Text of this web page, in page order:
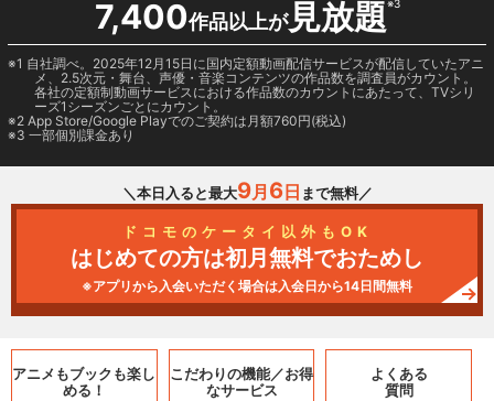
7,400作品以上が見放題※3
1 自社調べ。2025年12月15日に国内定額動画配信サービスが配信していたアニ
メ、2.5次元・舞台、声優・音楽コンテンツの作品数を調査員がカウント。
各社の定額制動画サービスにおける作品数のカウントにあたって、TVシリ
ーズ1シーズンごとにカウント。
2 App Store/Google Playでのご契約は月額760円(税込)
3 一部個別課金あり
＼本日入ると最大9月 6日 まで無料／
ドコモのケータイ以外もOK
はじめての方は初月無料でおためし
※アプリから入会いただく場合は入会日から14日間無料
アニメもブックも楽し
める！
こだわりの機能／お得
なサービス
よくある
質問